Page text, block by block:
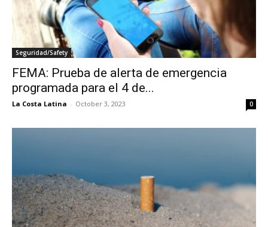
Seguridad/Safety
FEMA: Prueba de alerta de emergencia
programada para el 4 de...
La Costa Latina - October 3, 2023 0